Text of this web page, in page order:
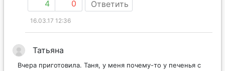
4 0 Ответить
16.03.17 12:36